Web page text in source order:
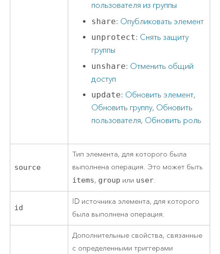
пользователя из группы
share: Опубликовать элемент
unprotect: Снять защиту
группы
unshare: Отменить общий
доступ
update: Обновить элемент,
Обновить группу, Обновить
пользователя, Обновить роль
source
Тип элемента, для которого была
выполнена операция. Это может быть
items, group или user.
id
ID источника элемента, для которого
была выполнена операция.
Дополнительные свойства, связанные
с определенными триггерами